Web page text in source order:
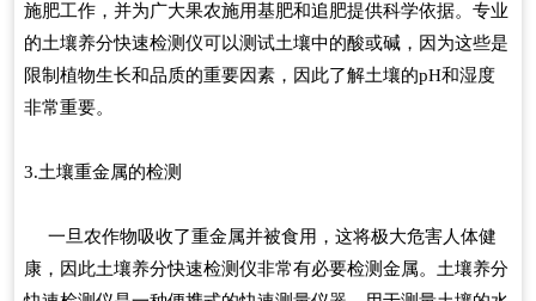
施肥工作，并为广大果农施用基肥和追肥提供科学依据。专业
的土壤养分快速检测仪可以测试土壤中的酸或碱，因为这些是
限制植物生长和品质的重要因素，因此了解土壤的pH和湿度
非常重要。
3.土壤重金属的检测
一旦农作物吸收了重金属并被食用，这将极大危害人体健
康，因此土壤养分快速检测仪非常有必要检测金属。土壤养分